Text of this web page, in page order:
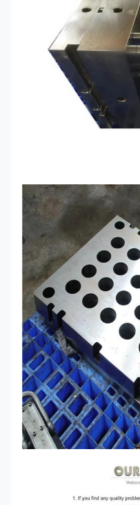
Zeichnungsformat:
Industrie verwendet
Verpackung
Probezeit
Lieferzeit
Zahlungsbedingungen